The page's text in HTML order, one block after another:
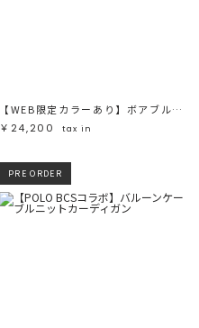
【WEB限定カラーあり】ボアブルゾン
￥24,200
tax in
PRE ORDER